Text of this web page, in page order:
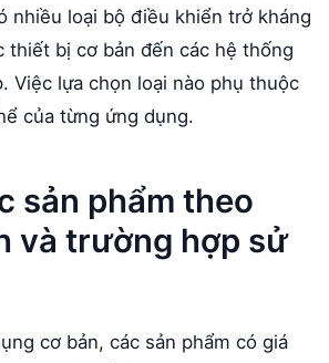
nhiều loại bộ điều khiển trở kháng
thiết bị cơ bản đến các hệ thống
Việc lựa chọn loại nào phụ thuộc
của từng ứng dụng.
sản phẩm theo
và trường hợp sử
cơ bản, các sản phẩm có giá